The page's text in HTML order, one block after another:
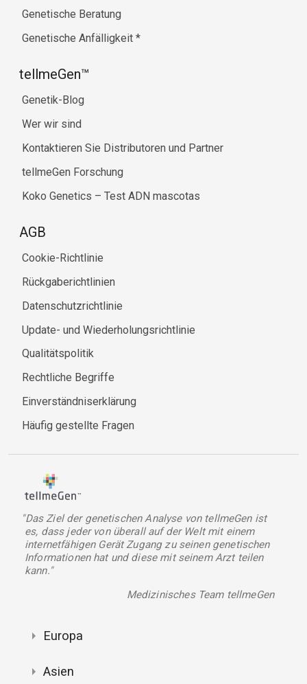
Genetische Beratung
Genetische Anfälligkeit *
tellmeGen™
Genetik-Blog
Wer wir sind
Kontaktieren Sie Distributoren und Partner
tellmeGen Forschung
Koko Genetics – Test ADN mascotas
AGB
Cookie-Richtlinie
Rückgaberichtlinien
Datenschutzrichtlinie
Update- und Wiederholungsrichtlinie
Qualitätspolitik
Rechtliche Begriffe
Einverständniserklärung
Häufig gestellte Fragen
"Das Ziel der genetischen Analyse von tellmeGen ist
es, dass jeder von überall auf der Welt mit einem
internetfähigen Gerät Zugang zu seinen genetischen
Informationen hat und diese mit seinem Arzt teilen
kann."
Medizinisches Team tellmeGen
Europa
Asien